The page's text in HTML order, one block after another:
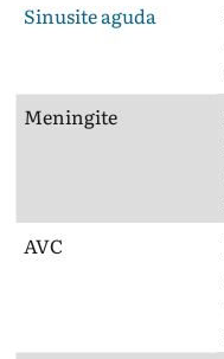
Sinusite aguda
Meningite
AVC